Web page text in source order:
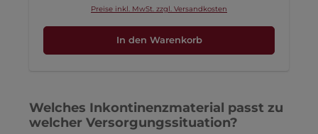
Preise inkl. MwSt. zzgl. Versandkosten
In den Warenkorb
Welches Inkontinenzmaterial passt zu
welcher Versorgungssituation?